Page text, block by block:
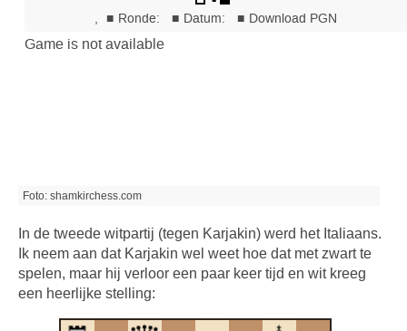
Foto: shamkirchess.com
In de tweede witpartij (tegen Karjakin) werd het Italiaans.
Ik neem aan dat Karjakin wel weet hoe dat met zwart te
spelen, maar hij verloor een paar keer tijd en wit kreeg
een heerlijke stelling: